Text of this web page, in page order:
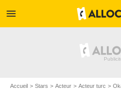
menu
Accueil Stars Acteur Acteur turc